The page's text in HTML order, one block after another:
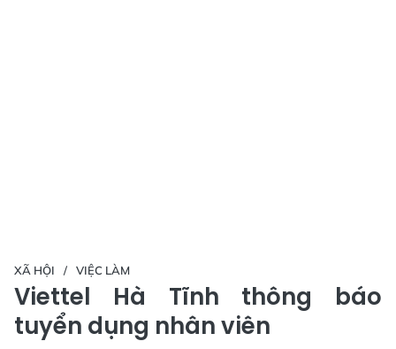
XÃ HỘI VIỆC LÀM
Viettel Hà Tĩnh thông báo
tuyển dụng nhân viên